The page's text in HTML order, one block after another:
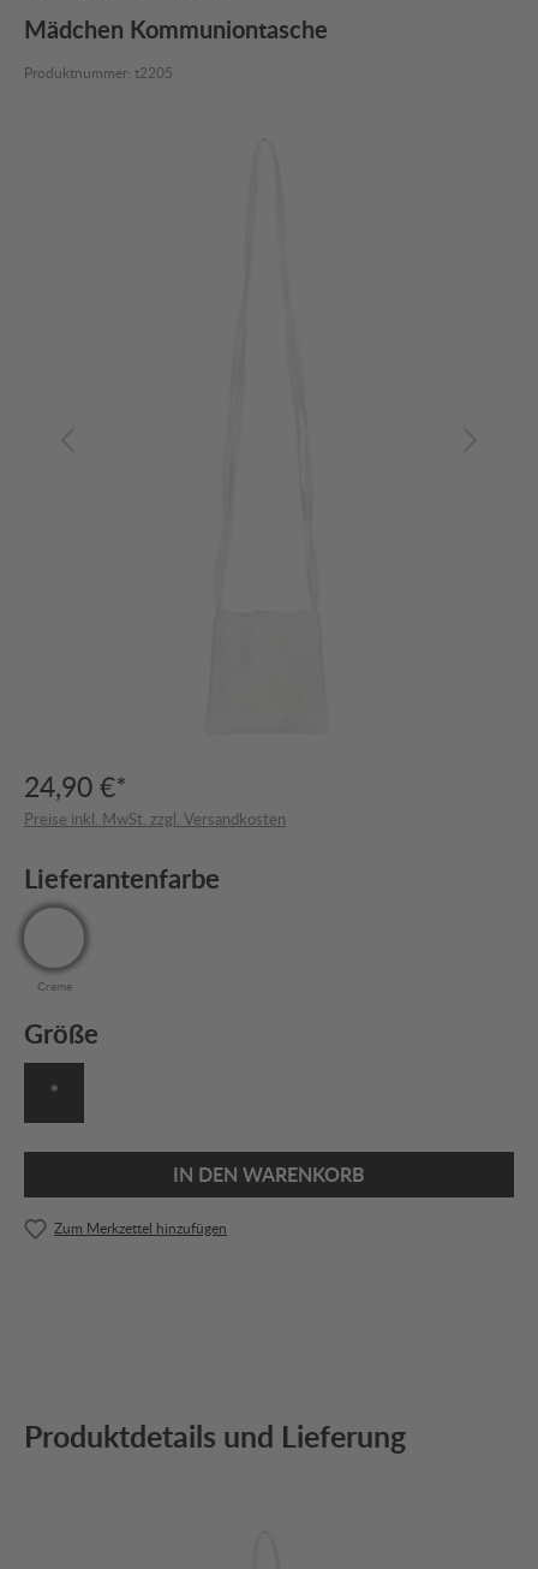
Mädchen Kommuniontasche
Produktnummer: t2205
24,90 €*
Preise inkl. MwSt. zzgl. Versandkosten
Lieferantenfarbe
Creme
Größe
*
IN DEN WARENKORB
Zum Merkzettel hinzufügen
Produktdetails und Lieferung